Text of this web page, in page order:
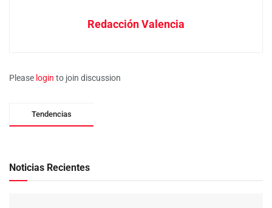
Redacción Valencia
Please login to join discussion
Tendencias
Noticias Recientes